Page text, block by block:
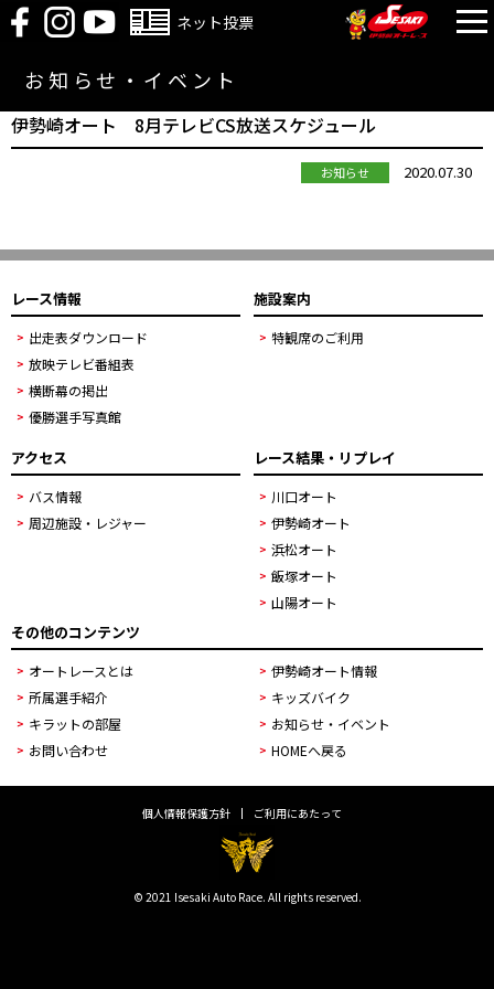
ネット投票
お知らせ・イベント
伊勢崎オート 8月テレビCS放送スケジュール
お知らせ 2020.07.30
レース情報
出走表ダウンロード
放映テレビ番組表
横断幕の掲出
優勝選手写真館
施設案内
特観席のご利用
アクセス
バス情報
周辺施設・レジャー
レース結果・リプレイ
川口オート
伊勢崎オート
浜松オート
飯塚オート
山陽オート
その他のコンテンツ
オートレースとは
伊勢崎オート情報
所属選手紹介
キッズバイク
キラットの部屋
お知らせ・イベント
お問い合わせ
HOMEへ戻る
個人情報保護方針 ご利用にあたって
© 2021 Isesaki Auto Race. All rights reserved.